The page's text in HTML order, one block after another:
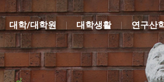
대학/대학원 대학생활 연구산